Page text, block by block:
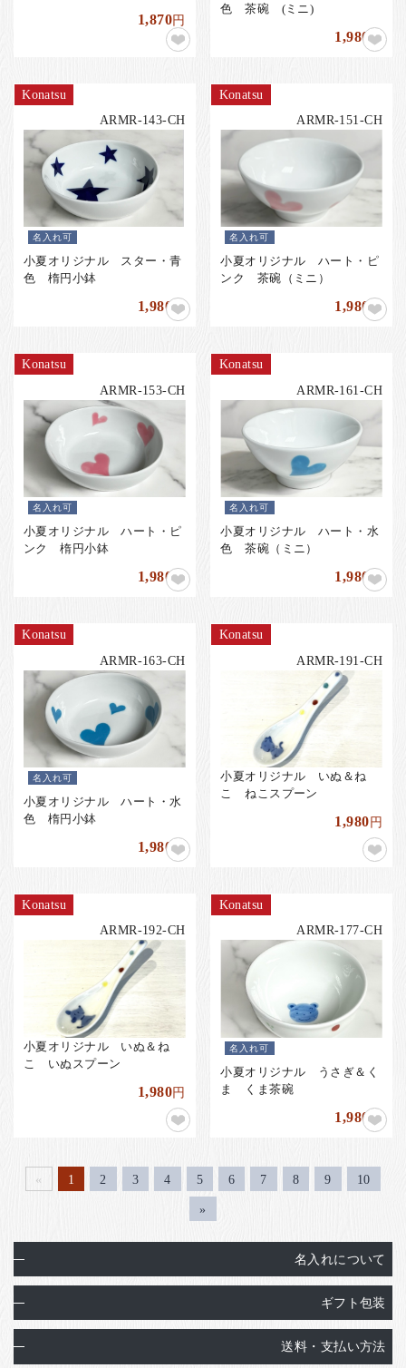
1,870円
色 茶碗 (ミニ)
1,980円
Konatsu
ARMR-143-CH
名入れ可
小夏オリジナル スター・青
色 楕円小鉢
1,980円
Konatsu
ARMR-151-CH
名入れ可
小夏オリジナル ハート・ピ
ンク 茶碗（ミニ）
1,980円
Konatsu
ARMR-153-CH
名入れ可
小夏オリジナル ハート・ピ
ンク 楕円小鉢
1,980円
Konatsu
ARMR-161-CH
名入れ可
小夏オリジナル ハート・水
色 茶碗（ミニ）
1,980円
Konatsu
ARMR-163-CH
名入れ可
小夏オリジナル ハート・水
色 楕円小鉢
1,980円
Konatsu
ARMR-191-CH
小夏オリジナル いぬ＆ね
こ ねこスプーン
1,980円
Konatsu
ARMR-192-CH
小夏オリジナル いぬ＆ね
こ いぬスプーン
1,980円
Konatsu
ARMR-177-CH
名入れ可
小夏オリジナル うさぎ＆く
ま くま茶碗
1,980円
« 1 2 3 4 5 6 7 8 9 10
»
名入れについて
ギフト包装
送料・支払い方法